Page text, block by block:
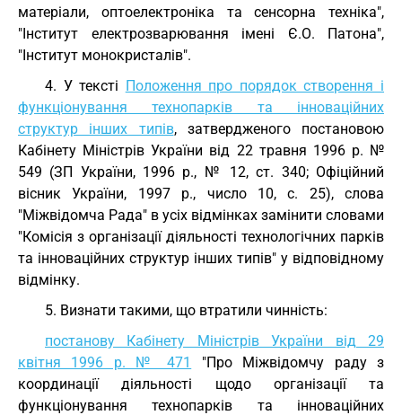
матеріали, оптоелектроніка та сенсорна техніка",
"Інститут електрозварювання імені Є.О. Патона",
"Інститут монокристалів".
4. У тексті Положення про порядок створення і
функціонування технопарків та інноваційних
структур інших типів, затвердженого постановою
Кабінету Міністрів України від 22 травня 1996 р. №
549 (ЗП України, 1996 р., № 12, ст. 340; Офіційний
вісник України, 1997 р., число 10, с. 25), слова
"Міжвідомча Рада" в усіх відмінках замінити словами
"Комісія з організації діяльності технологічних парків
та інноваційних структур інших типів" у відповідному
відмінку.
5. Визнати такими, що втратили чинність:
постанову Кабінету Міністрів України від 29
квітня 1996 р. № 471
"Про Міжвідомчу раду з
координації діяльності щодо організації та
функціонування технопарків та інноваційних